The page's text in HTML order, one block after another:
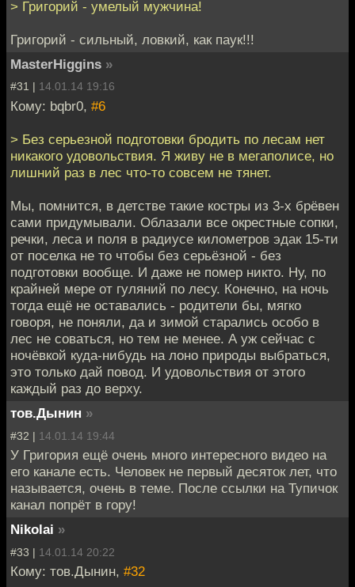
> Григорий - умелый мужчина!
Григорий - сильный, ловкий, как паук!!!
MasterHiggins »
#31 | 14.01.14 19:16
Кому: bqbr0, #6
> Без серьезной подготовки бродить по лесам нет
никакого удовольствия. Я живу не в мегаполисе, но
лишний раз в лес что-то совсем не тянет.
Мы, помнится, в детстве такие костры из 3-х брёвен
сами придумывали. Облазали все окрестные сопки,
речки, леса и поля в радиусе километров эдак 15-ти
от поселка не то чтобы без серьёзной - без
подготовки вообще. И даже не помер никто. Ну, по
крайней мере от гуляний по лесу. Конечно, на ночь
тогда ещё не оставались - родители бы, мягко
говоря, не поняли, да и зимой старались особо в
лес не соваться, но тем не менее. А уж сейчас с
ночёвкой куда-нибудь на лоно природы выбраться,
это только дай повод. И удовольствия от этого
каждый раз до верху.
тов.Дынин »
#32 | 14.01.14 19:44
У Григория ещё очень много интересного видео на
его канале есть. Человек не первый десяток лет, что
называется, очень в теме. После ссылки на Тупичок
канал попрёт в гору!
Nikolai »
#33 | 14.01.14 20:22
Кому: тов.Дынин, #32